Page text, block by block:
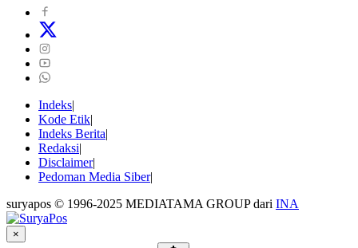
Indeks
Kode Etik
Indeks Berita
Redaksi
Disclaimer
Pedoman Media Siber
suryapos © 1996-2025 MEDIATAMA GROUP dari INA
×